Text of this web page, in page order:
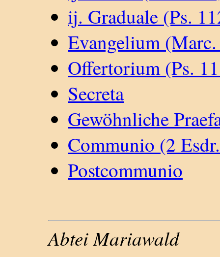
ij. Graduale (Ps.
Evangelium
Offertorium (Ps.
Secreta
Gewöhnliche
Communio (2
Postcommunio
Abtei Mariawald